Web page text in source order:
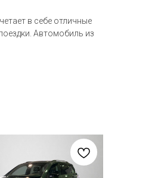
в себе отличные
Автомобиль из